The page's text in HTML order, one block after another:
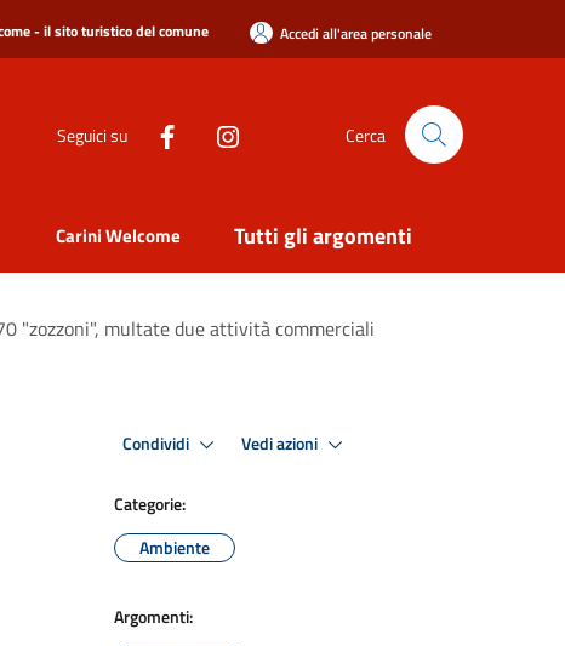
- il sito turistico del comune Accedi all'area personale
Seguici su Cerca
Carini Welcome Tutti gli argomenti
"zozzoni", multate due attività commerciali
Condividi Vedi azioni
Categorie:
Ambiente
Argomenti: